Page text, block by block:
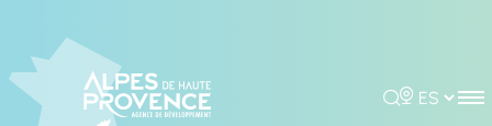
Rechercher
Choisir la